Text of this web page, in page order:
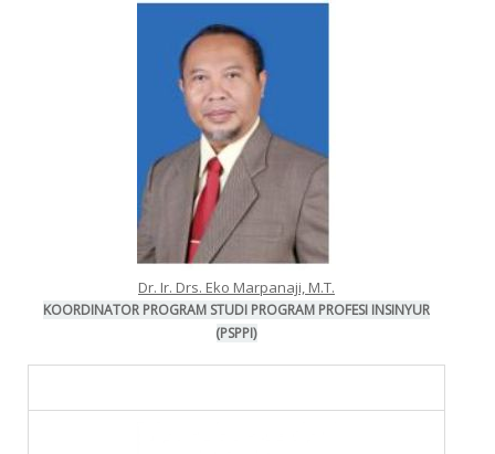
Dr. Ir. Drs. Eko Marpanaji, M.T.
KOORDINATOR PROGRAM STUDI PROGRAM PROFESI INSINYUR
(PSPPI)